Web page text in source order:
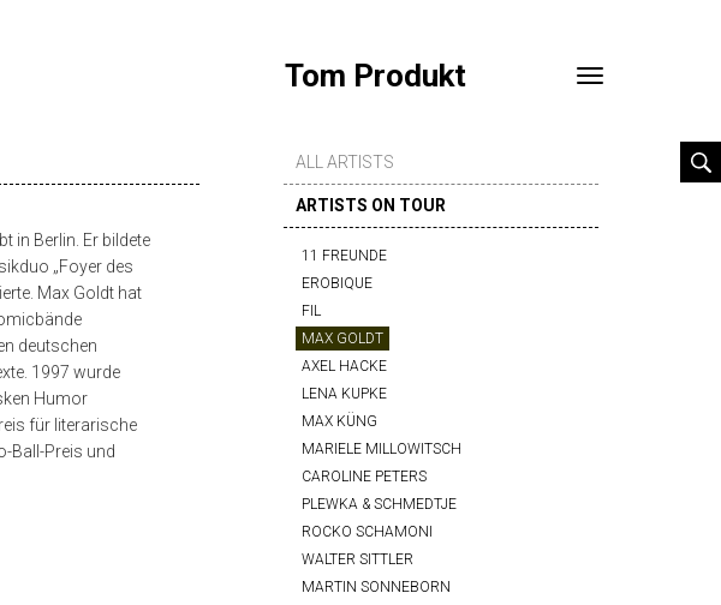
Tom Produkt
Toggle
ALL ARTISTS
ARTISTS ON TOUR
11 FREUNDE
EROBIQUE
FIL
MAX GOLDT
AXEL HACKE
LENA KUPKE
MAX KÜNG
MARIELE MILLOWITSCH
CAROLINE PETERS
PLEWKA & SCHMEDTJE
ROCKO SCHAMONI
WALTER SITTLER
MARTIN SONNEBORN
in Berlin. Er bildete
„Foyer des
Max Goldt hat
deutschen
1997 wurde
Humor
für literarische
Ball-Preis und